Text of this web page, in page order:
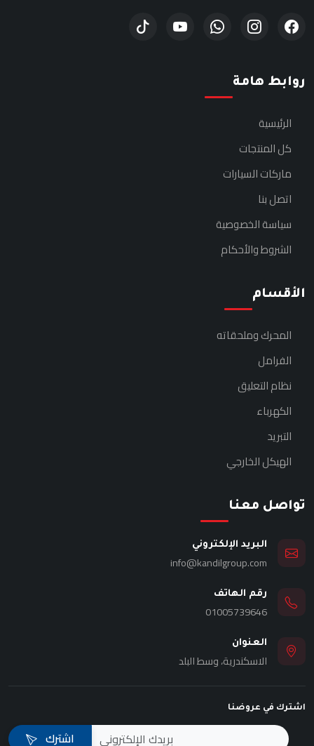
روابط هامة
الرئيسية
كل المنتجات
ماركات السيارات
اتصل بنا
سياسة الخصوصية
الشروط والأحكام
الأقسام
المحرك وملحقاته
الفرامل
نظام التعليق
الكهرباء
التبريد
الهيكل الخارجي
تواصل معنا
البريد الإلكتروني
info@kandilgroup.com
رقم الهاتف
01005739646
العنوان
الاسكندرية، وسط البلد
اشترك في عروضنا
اشترك